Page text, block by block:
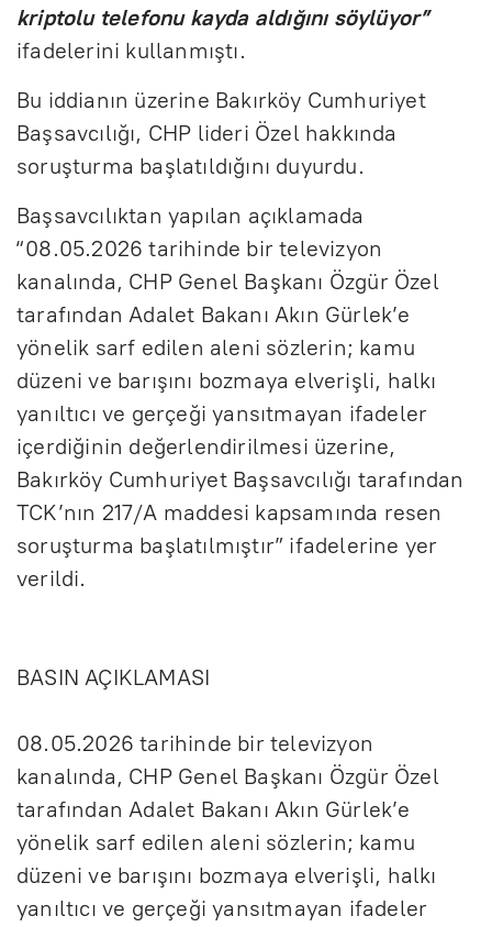
kriptolu telefonu kayda aldığını söylüyor”
ifadelerini kullanmıştı.
Bu iddianın üzerine Bakırköy Cumhuriyet
Başsavcılığı, CHP lideri Özel hakkında
soruşturma başlatıldığını duyurdu.
Başsavcılıktan yapılan açıklamada
“08.05.2026 tarihinde bir televizyon
kanalında, CHP Genel Başkanı Özgür Özel
tarafından Adalet Bakanı Akın Gürlek’e
yönelik sarf edilen aleni sözlerin; kamu
düzeni ve barışını bozmaya elverişli, halkı
yanıltıcı ve gerçeği yansıtmayan ifadeler
içerdiğinin değerlendirilmesi üzerine,
Bakırköy Cumhuriyet Başsavcılığı tarafından
TCK’nın 217/A maddesi kapsamında resen
soruşturma başlatılmıştır” ifadelerine yer
verildi.
BASIN AÇIKLAMASI
08.05.2026 tarihinde bir televizyon
kanalında, CHP Genel Başkanı Özgür Özel
tarafından Adalet Bakanı Akın Gürlek’e
yönelik sarf edilen aleni sözlerin; kamu
düzeni ve barışını bozmaya elverişli, halkı
yanıltıcı ve gerçeği yansıtmayan ifadeler